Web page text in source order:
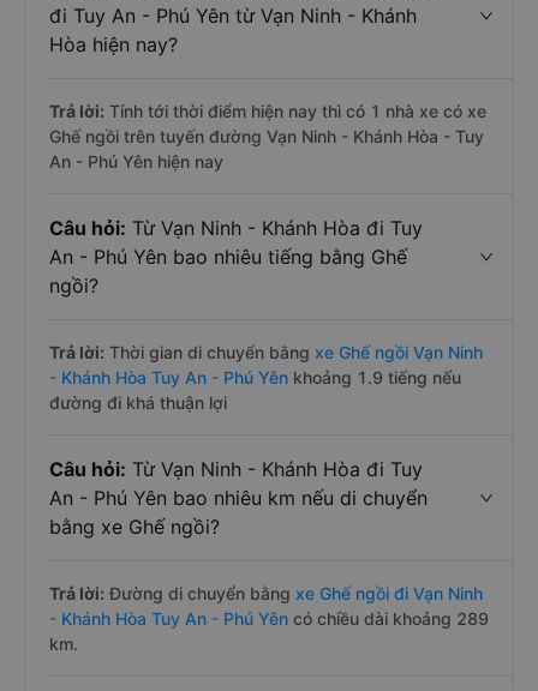
đi Tuy An - Phú Yên từ Vạn Ninh - Khánh
Hòa hiện nay?
Trả lời: Tính tới thời điểm hiện nay thì có 1 nhà xe có xe
Ghế ngồi trên tuyến đường Vạn Ninh - Khánh Hòa - Tuy
An - Phú Yên hiện nay
Câu hỏi: Từ Vạn Ninh - Khánh Hòa đi Tuy
An - Phú Yên bao nhiêu tiếng bằng Ghế
ngồi?
Trả lời: Thời gian di chuyển bằng xe Ghế ngồi Vạn Ninh
- Khánh Hòa Tuy An - Phú Yên khoảng 1.9 tiếng nếu
đường đi khá thuận lợi
Câu hỏi: Từ Vạn Ninh - Khánh Hòa đi Tuy
An - Phú Yên bao nhiêu km nếu di chuyển
bằng xe Ghế ngồi?
Trả lời: Đường di chuyển bằng xe Ghế ngồi đi Vạn Ninh
- Khánh Hòa Tuy An - Phú Yên có chiều dài khoảng 289
km.